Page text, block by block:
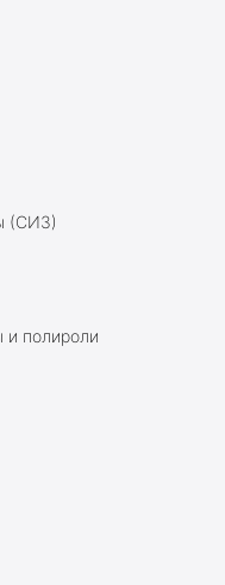
(СИЗ)
полироли